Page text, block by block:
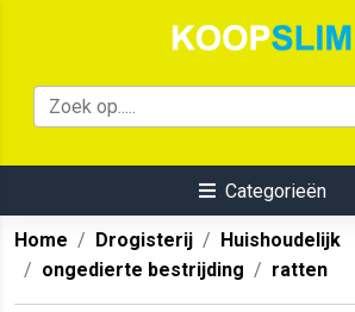
Categorieën
Home Drogisterij
Huishoudelijk
ongedierte bestrijding
ratten